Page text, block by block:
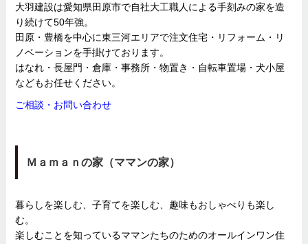
大羽建設は愛知県田原市で自社大工職人による手刻みの家を造
り続けて50年強。
田原・豊橋を中心に東三河エリアで注文住宅・リフォーム・リ
ノベーションを手掛けております。
はなれ・長屋門・倉庫・事務所・物置き・自転車置場・犬小屋
などもお任せください。
ご相談・お問い合わせ
Ｍａｍａｎの家（ママンの家）
暮らしを楽しむ、子育てを楽しむ、趣味もおしゃべりも楽し
む。
楽しむことを知っているママンたちのためのオールインワン住